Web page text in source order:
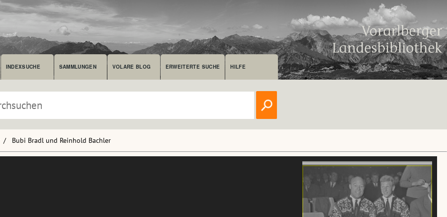
INDEXSUCHE SAMMLUNGEN VOLARE BLOG ERWEITERTE SUCHE HILFE
Bubi Bradl und Reinhold Bachler